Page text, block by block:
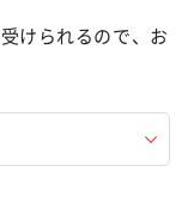
けられるので、お